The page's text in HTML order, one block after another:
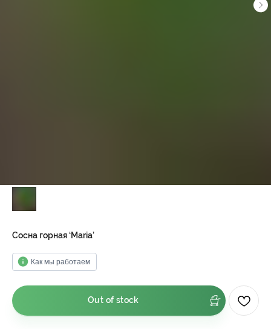
Сосна горная ‘Maria’
Как мы работаем
Out of stock